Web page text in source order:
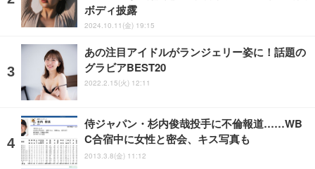
ボディ披露
2024.10.11(金) 19:15
あの注目アイドルがランジェリー姿に！話題の
グラビアBEST20
2022.2.15(火) 12:11
侍ジャパン・杉内俊哉投手に不倫報道……WB
C合宿中に女性と密会、キス写真も
2013.3.8(金) 11:12